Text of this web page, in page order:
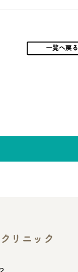
一覧へ戻る
リニック